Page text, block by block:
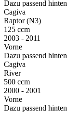
Dazu passend
Cagiva
Raptor (N3)
125 ccm
2003 - 2011
Vorne
Dazu passend
Cagiva
River
500 ccm
2000 - 2001
Vorne
Dazu passend